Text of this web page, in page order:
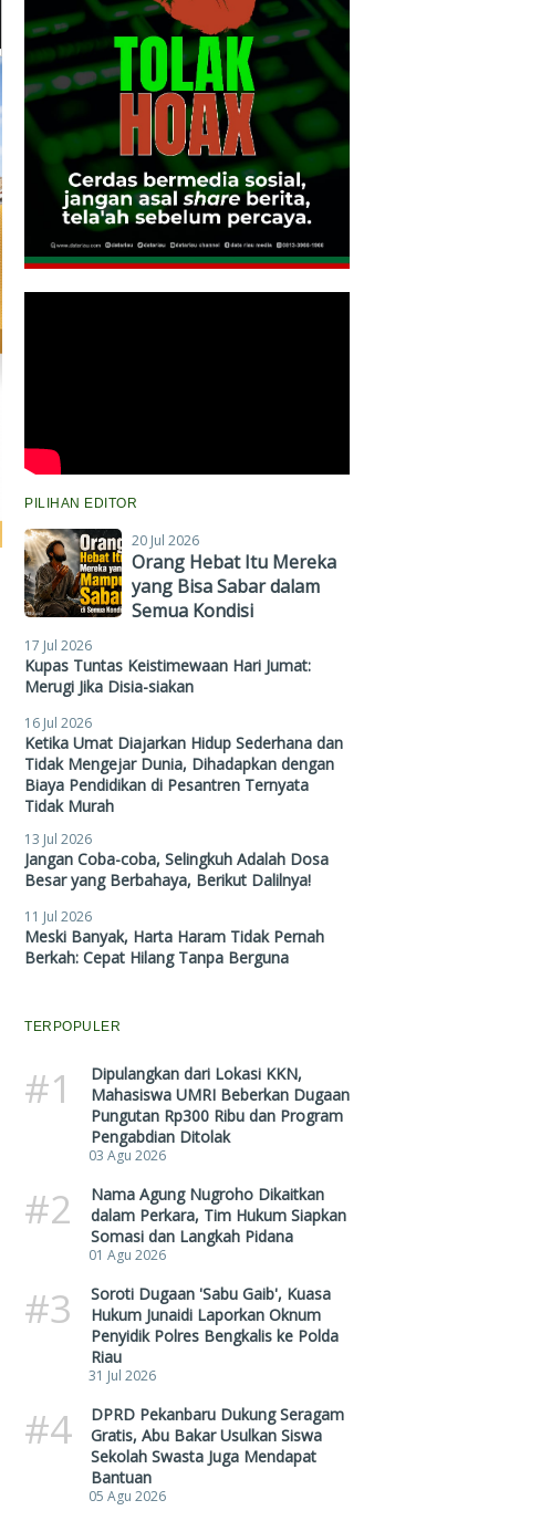
PILIHAN EDITOR
20 Jul 2026
Orang Hebat Itu Mereka
yang Bisa Sabar dalam
Semua Kondisi
17 Jul 2026
Kupas Tuntas Keistimewaan Hari Jumat:
Merugi Jika Disia-siakan
16 Jul 2026
Ketika Umat Diajarkan Hidup Sederhana dan
Tidak Mengejar Dunia, Dihadapkan dengan
Biaya Pendidikan di Pesantren Ternyata
Tidak Murah
13 Jul 2026
Jangan Coba-coba, Selingkuh Adalah Dosa
Besar yang Berbahaya, Berikut Dalilnya!
11 Jul 2026
Meski Banyak, Harta Haram Tidak Pernah
Berkah: Cepat Hilang Tanpa Berguna
TERPOPULER
#1
Dipulangkan dari Lokasi KKN,
Mahasiswa UMRI Beberkan Dugaan
Pungutan Rp300 Ribu dan Program
Pengabdian Ditolak
03 Agu 2026
#2
Nama Agung Nugroho Dikaitkan
dalam Perkara, Tim Hukum Siapkan
Somasi dan Langkah Pidana
01 Agu 2026
#3
Soroti Dugaan 'Sabu Gaib', Kuasa
Hukum Junaidi Laporkan Oknum
Penyidik Polres Bengkalis ke Polda
Riau
31 Jul 2026
#4
DPRD Pekanbaru Dukung Seragam
Gratis, Abu Bakar Usulkan Siswa
Sekolah Swasta Juga Mendapat
Bantuan
05 Agu 2026